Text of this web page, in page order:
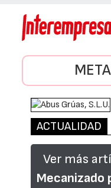
ACTUALIDAD
Ver más
Mecanizado